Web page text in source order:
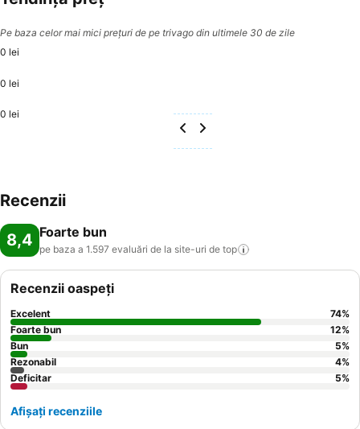
Pe baza celor mai mici prețuri de pe trivago din ultimele 30 de zile
0 lei
0 lei
0 lei
Recenzii
8,4 Foarte bun
pe baza a 1.597 evaluări de la site-uri de top
Recenzii oaspeți
Excelent 74%
Foarte bun
12%
Bun
5%
Rezonabil
4%
Deficitar
5%
Afișați recenziile